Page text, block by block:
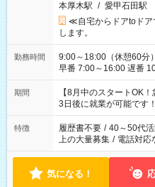
本厚木駅 / 愛甲石田駅
≪自宅からドアtoド
します。
勤務時間
9:00～18:00（休憩60分） ■ご希望があれば下記シフトもOK！
早番 7:00～16:00 遅番
と休みを合わせたい」
「できれば残業はした
ね。 ※Wワーク希望の方へ 今ご覧のお仕事で希望する勤務時間
と、もう1つのお仕事の
合は応募できません。
期間
【8月中のスタートOK
3日後に就業が可能です！
特徴 履歴書不要 / 40～50代
上の大量募集 / 電話対応
気になる！